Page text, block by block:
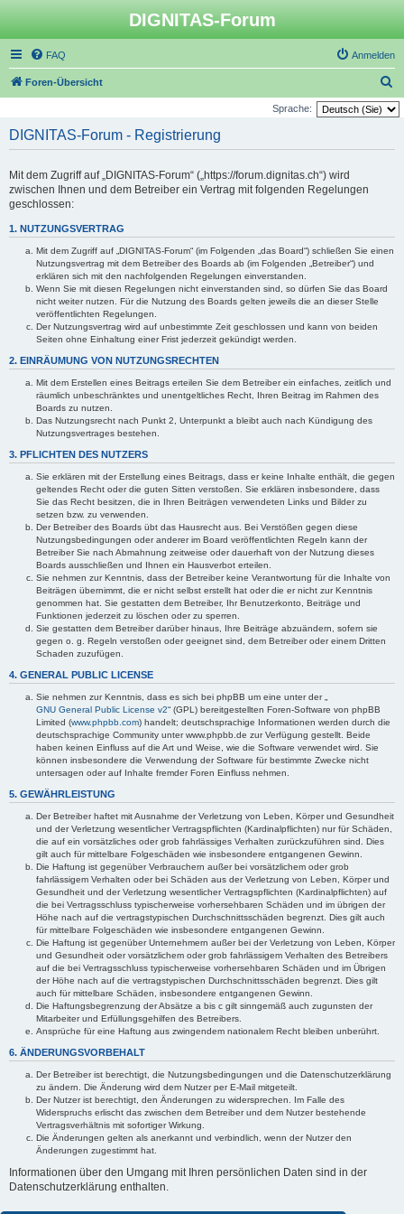
DIGNITAS-Forum
FAQ Anmelden
Foren-Übersicht
u
Sprache:
DIGNITAS-Forum - Registrierung
Mit dem Zugriff auf „DIGNITAS-Forum“ („https://forum.dignitas.ch“) wird
zwischen Ihnen und dem Betreiber ein Vertrag mit folgenden Regelungen
geschlossen:
1. NUTZUNGSVERTRAG
Mit dem Zugriff auf „DIGNITAS-Forum“ (im Folgenden „das Board“) schließen Sie einen
Nutzungsvertrag mit dem Betreiber des Boards ab (im Folgenden „Betreiber“) und
erklären sich mit den nachfolgenden Regelungen einverstanden.
Wenn Sie mit diesen Regelungen nicht einverstanden sind, so dürfen Sie das Board
nicht weiter nutzen. Für die Nutzung des Boards gelten jeweils die an dieser Stelle
veröffentlichten Regelungen.
Der Nutzungsvertrag wird auf unbestimmte Zeit geschlossen und kann von beiden
Seiten ohne Einhaltung einer Frist jederzeit gekündigt werden.
2. EINRÄUMUNG VON NUTZUNGSRECHTEN
Mit dem Erstellen eines Beitrags erteilen Sie dem Betreiber ein einfaches, zeitlich und
räumlich unbeschränktes und unentgeltliches Recht, Ihren Beitrag im Rahmen des
Boards zu nutzen.
Das Nutzungsrecht nach Punkt 2, Unterpunkt a bleibt auch nach Kündigung des
Nutzungsvertrages bestehen.
3. PFLICHTEN DES NUTZERS
Sie erklären mit der Erstellung eines Beitrags, dass er keine Inhalte enthält, die gegen
geltendes Recht oder die guten Sitten verstoßen. Sie erklären insbesondere, dass
Sie das Recht besitzen, die in Ihren Beiträgen verwendeten Links und Bilder zu
setzen bzw. zu verwenden.
Der Betreiber des Boards übt das Hausrecht aus. Bei Verstößen gegen diese
Nutzungsbedingungen oder anderer im Board veröffentlichten Regeln kann der
Betreiber Sie nach Abmahnung zeitweise oder dauerhaft von der Nutzung dieses
Boards ausschließen und Ihnen ein Hausverbot erteilen.
Sie nehmen zur Kenntnis, dass der Betreiber keine Verantwortung für die Inhalte von
Beiträgen übernimmt, die er nicht selbst erstellt hat oder die er nicht zur Kenntnis
genommen hat. Sie gestatten dem Betreiber, Ihr Benutzerkonto, Beiträge und
Funktionen jederzeit zu löschen oder zu sperren.
Sie gestatten dem Betreiber darüber hinaus, Ihre Beiträge abzuändern, sofern sie
gegen o. g. Regeln verstoßen oder geeignet sind, dem Betreiber oder einem Dritten
Schaden zuzufügen.
4. GENERAL PUBLIC LICENSE
Sie nehmen zur Kenntnis, dass es sich bei phpBB um eine unter der „
GNU General Public License v2“ (GPL) bereitgestellten Foren-Software von phpBB
Limited (www.phpbb.com) handelt; deutschsprachige Informationen werden durch die
deutschsprachige Community unter www.phpbb.de zur Verfügung gestellt. Beide
haben keinen Einfluss auf die Art und Weise, wie die Software verwendet wird. Sie
können insbesondere die Verwendung der Software für bestimmte Zwecke nicht
untersagen oder auf Inhalte fremder Foren Einfluss nehmen.
5. GEWÄHRLEISTUNG
Der Betreiber haftet mit Ausnahme der Verletzung von Leben, Körper und Gesundheit
und der Verletzung wesentlicher Vertragspflichten (Kardinalpflichten) nur für Schäden,
die auf ein vorsätzliches oder grob fahrlässiges Verhalten zurückzuführen sind. Dies
gilt auch für mittelbare Folgeschäden wie insbesondere entgangenen Gewinn.
Die Haftung ist gegenüber Verbrauchern außer bei vorsätzlichem oder grob
fahrlässigem Verhalten oder bei Schäden aus der Verletzung von Leben, Körper und
Gesundheit und der Verletzung wesentlicher Vertragspflichten (Kardinalpflichten) auf
die bei Vertragsschluss typischerweise vorhersehbaren Schäden und im übrigen der
Höhe nach auf die vertragstypischen Durchschnittsschäden begrenzt. Dies gilt auch
für mittelbare Folgeschäden wie insbesondere entgangenen Gewinn.
Die Haftung ist gegenüber Unternehmern außer bei der Verletzung von Leben, Körper
und Gesundheit oder vorsätzlichem oder grob fahrlässigem Verhalten des Betreibers
auf die bei Vertragsschluss typischerweise vorhersehbaren Schäden und im Übrigen
der Höhe nach auf die vertragstypischen Durchschnittsschäden begrenzt. Dies gilt
auch für mittelbare Schäden, insbesondere entgangenen Gewinn.
Die Haftungsbegrenzung der Absätze a bis c gilt sinngemäß auch zugunsten der
Mitarbeiter und Erfüllungsgehilfen des Betreibers.
Ansprüche für eine Haftung aus zwingendem nationalem Recht bleiben unberührt.
6. ÄNDERUNGSVORBEHALT
Der Betreiber ist berechtigt, die Nutzungsbedingungen und die Datenschutzerklärung
zu ändern. Die Änderung wird dem Nutzer per E-Mail mitgeteilt.
Der Nutzer ist berechtigt, den Änderungen zu widersprechen. Im Falle des
Widerspruchs erlischt das zwischen dem Betreiber und dem Nutzer bestehende
Vertragsverhältnis mit sofortiger Wirkung.
Die Änderungen gelten als anerkannt und verbindlich, wenn der Nutzer den
Änderungen zugestimmt hat.
Informationen über den Umgang mit Ihren persönlichen Daten sind in der
Datenschutzerklärung enthalten.